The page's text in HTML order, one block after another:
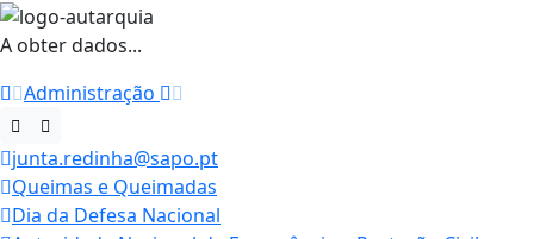
A obter dados...
Administração
junta.redinha@sapo.pt
Queimas e Queimadas
Dia da Defesa Nacional